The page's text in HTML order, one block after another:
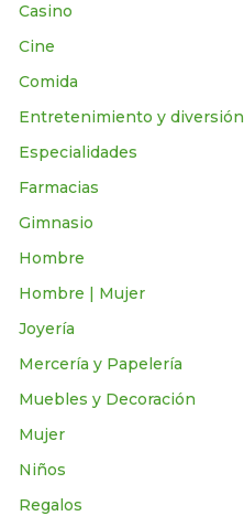
Casino
Cine
Comida
Entretenimiento y diversión
Especialidades
Farmacias
Gimnasio
Hombre
Hombre | Mujer
Joyería
Mercería y Papelería
Muebles y Decoración
Mujer
Niños
Regalos